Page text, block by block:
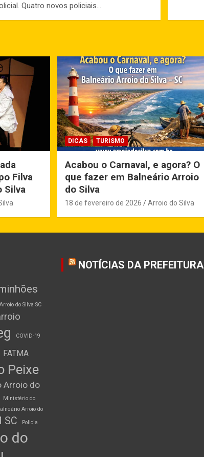
Quatro novos policiais…
Filva
Silva
DICAS TURISMO
Acabou o Carnaval, e agora? O
que fazer em Balneário Arroio
do Silva
18 de fevereiro de 2026 Arroio do Silva
do Silva SC
COVID-19
FATMA
Peixe
Arroio do
Ministério do
Arroio do
SC Policia
do
NOTÍCIAS DA PREFEITURA